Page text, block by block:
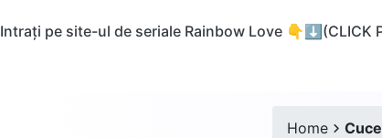
Intrați pe site-ul de seriale Rainbow Love 👇⬇️(CLICK
Home